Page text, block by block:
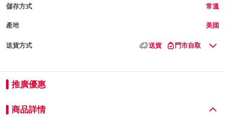
儲存方式 常溫
產地 美國
送貨方式 送貨 門市自取
推廣優惠
商品詳情